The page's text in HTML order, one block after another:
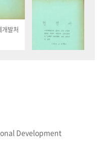
발처
Development